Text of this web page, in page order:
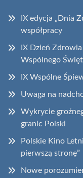
IX edycja „Dnia
współpracy
IX Dzień
Wspólnego
IX Wspólne
Uwaga na
Wykrycie
granic Polski
Polskie Kino
pierwszą stronę”
Nowe